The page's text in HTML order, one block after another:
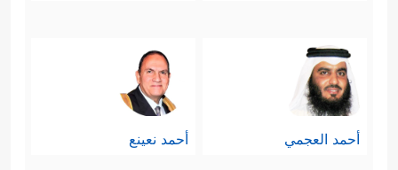
أحمد العجمي أحمد نعينع